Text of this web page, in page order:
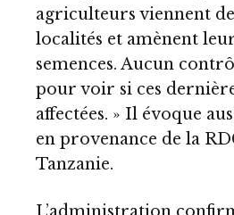
agriculteurs viennent
localités et amènent
semences. Aucun
pour voir si ces
affectées. » Il évoque
en provenance de la
Tanzanie.